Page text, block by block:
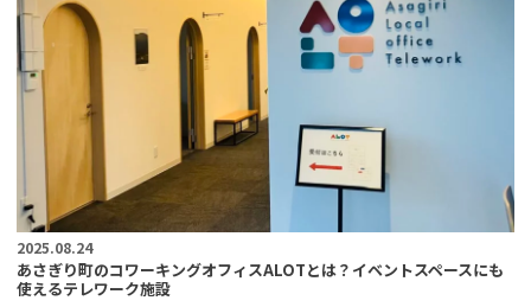
2025.08.24
あさぎり町のコワーキングオフィスALOTとは？イベントスペースにも
使えるテレワーク施設